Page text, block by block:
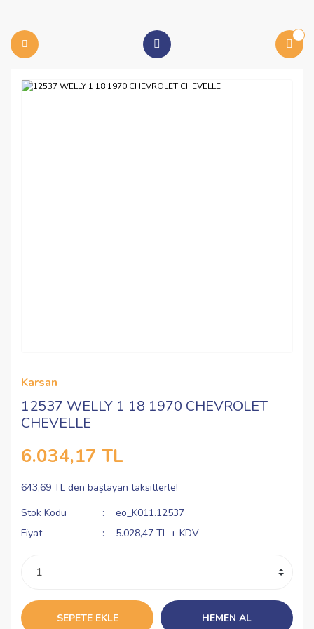
Karsan
12537 WELLY 1 18 1970 CHEVROLET
CHEVELLE
6.034,17 TL
643,69 TL den başlayan taksitlerle!
Stok Kodu
eo_K011.12537
Fiyat
5.028,47 TL + KDV
SEPETE EKLE HEMEN AL